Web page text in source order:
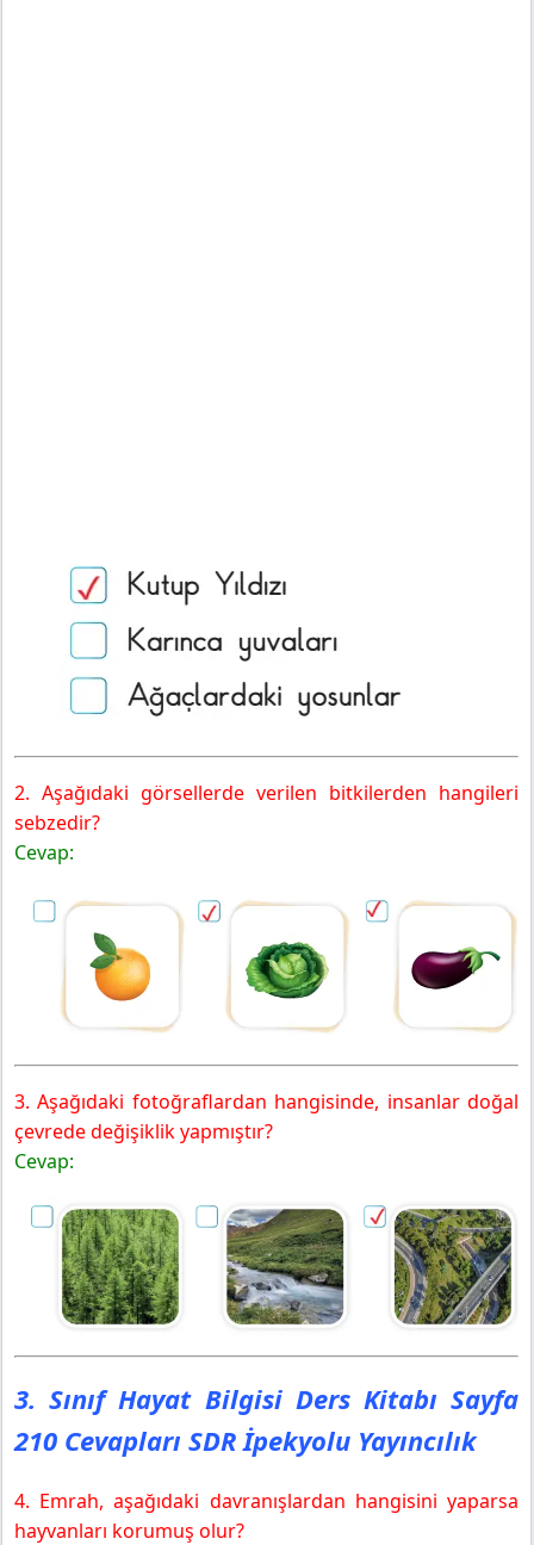
2. Aşağıdaki görsellerde verilen bitkilerden hangileri
sebzedir?
Cevap:
3. Aşağıdaki fotoğraflardan hangisinde, insanlar doğal
çevrede değişiklik yapmıştır?
Cevap:
3. Sınıf Hayat Bilgisi Ders Kitabı Sayfa
210 Cevapları SDR İpekyolu Yayıncılık
4. Emrah, aşağıdaki davranışlardan hangisini yaparsa
hayvanları korumuş olur?